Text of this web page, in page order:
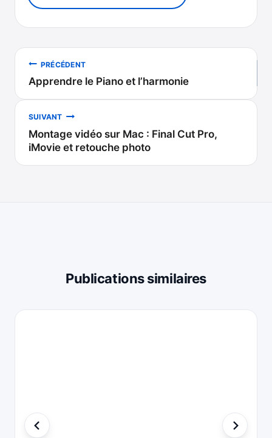
Navigation
de
l’article
PRÉCÉDENT
Apprendre le Piano et l’harmonie
SUIVANT
Montage vidéo sur Mac : Final Cut Pro,
iMovie et retouche photo
Publications similaires